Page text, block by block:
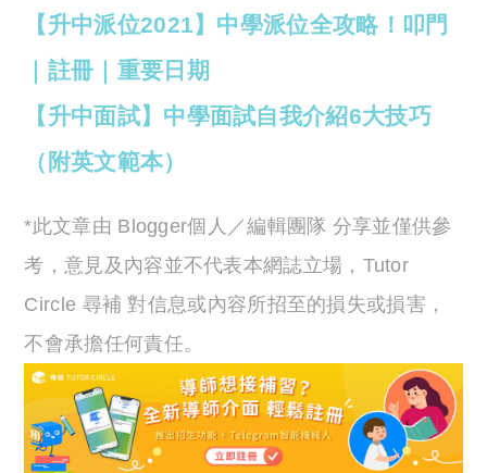
【升中派位2021】中學派位全攻略！叩門
｜註冊｜重要日期
【升中面試】中學面試自我介紹6大技巧
（附英文範本）
*此文章由 Blogger個人／編輯團隊 分享並僅供參
考，意見及內容並不代表本網誌立場，Tutor
Circle 尋補 對信息或內容所招至的損失或損害，
不會承擔任何責任。